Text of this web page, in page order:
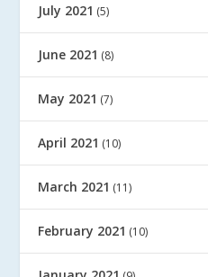
July 2021 (5)
June 2021 (8)
May 2021 (7)
April 2021 (10)
March 2021 (11)
February 2021 (10)